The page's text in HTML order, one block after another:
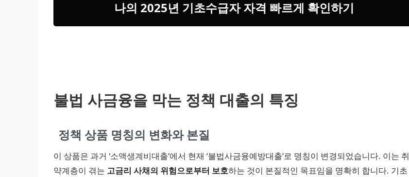
나의 2025년 기초수급자 자격 빠르게 확인하기
불법 사금융을 막는 정책 대출의 특징
정책 상품 명칭의 변화와 본질
이 상품은 과거 ‘소액생계비대출’에서 현재 ‘불법사금융예방대출’로 명칭이 변경되었습니다. 이는 취
약계층이 겪는 고금리 사채의 위험으로부터 보호하는 것이 본질적인 목표임을 명확히 합니다. 기초